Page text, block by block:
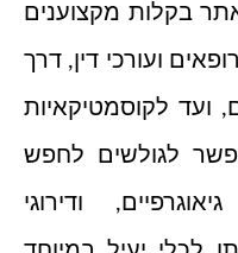
בקלות מקצוענים
ועורכי דין, דרך
ועד לקוסמטיקאיות
לגולשים לחפש
ודירוגי